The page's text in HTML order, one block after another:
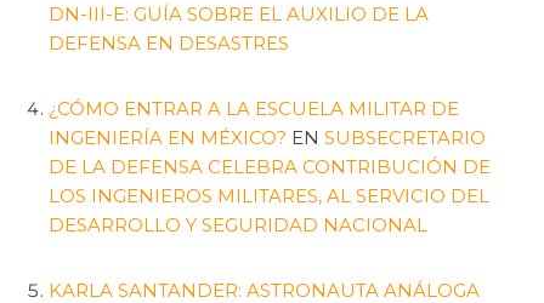
DN-III-E: GUÍA SOBRE EL AUXILIO DE LA
DEFENSA EN DESASTRES
¿CÓMO ENTRAR A LA ESCUELA MILITAR DE
INGENIERÍA EN MÉXICO? EN SUBSECRETARIO
DE LA DEFENSA CELEBRA CONTRIBUCIÓN DE
LOS INGENIEROS MILITARES, AL SERVICIO DEL
DESARROLLO Y SEGURIDAD NACIONAL
KARLA SANTANDER: ASTRONAUTA ANÁLOGA